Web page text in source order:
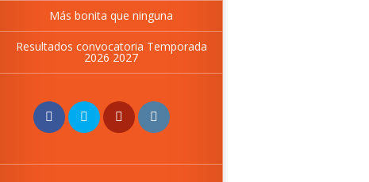
Más bonita que ninguna
Resultados convocatoria Temporada
2026 2027